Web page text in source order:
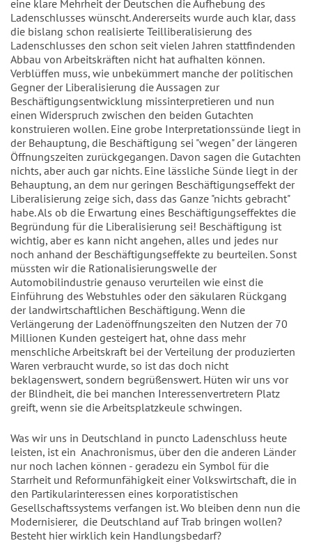
eine klare Mehrheit der Deutschen die Aufhebung des
Ladenschlusses wünscht. Andererseits wurde auch klar, dass
die bislang schon realisierte Teilliberalisierung des
Ladenschlusses den schon seit vielen Jahren stattfindenden
Abbau von Arbeitskräften nicht hat aufhalten können.
Verblüffen muss, wie unbekümmert manche der politischen
Gegner der Liberalisierung die Aussagen zur
Beschäftigungsentwicklung missinterpretieren und nun
einen Widerspruch zwischen den beiden Gutachten
konstruieren wollen. Eine grobe Interpretationssünde liegt in
der Behauptung, die Beschäftigung sei "wegen" der längeren
Öffnungszeiten zurückgegangen. Davon sagen die Gutachten
nichts, aber auch gar nichts. Eine lässliche Sünde liegt in der
Behauptung, an dem nur geringen Beschäftigungseffekt der
Liberalisierung zeige sich, dass das Ganze "nichts gebracht"
habe. Als ob die Erwartung eines Beschäftigungseffektes die
Begründung für die Liberalisierung sei! Beschäftigung ist
wichtig, aber es kann nicht angehen, alles und jedes nur
noch anhand der Beschäftigungseffekte zu beurteilen. Sonst
müssten wir die Rationalisierungswelle der
Automobilindustrie genauso verurteilen wie einst die
Einführung des Webstuhles oder den säkularen Rückgang
der landwirtschaftlichen Beschäftigung. Wenn die
Verlängerung der Ladenöffnungszeiten den Nutzen der 70
Millionen Kunden gesteigert hat, ohne dass mehr
menschliche Arbeitskraft bei der Verteilung der produzierten
Waren verbraucht wurde, so ist das doch nicht
beklagenswert, sondern begrüßenswert. Hüten wir uns vor
der Blindheit, die bei manchen Interessenvertretern Platz
greift, wenn sie die Arbeitsplatzkeule schwingen.
Was wir uns in Deutschland in puncto Ladenschluss heute
leisten, ist ein Anachronismus, über den die anderen Länder
nur noch lachen können - geradezu ein Symbol für die
Starrheit und Reformunfähigkeit einer Volkswirtschaft, die in
den Partikularinteressen eines korporatistischen
Gesellschaftssystems verfangen ist. Wo bleiben denn nun die
Modernisierer, die Deutschland auf Trab bringen wollen?
Besteht hier wirklich kein Handlungsbedarf?